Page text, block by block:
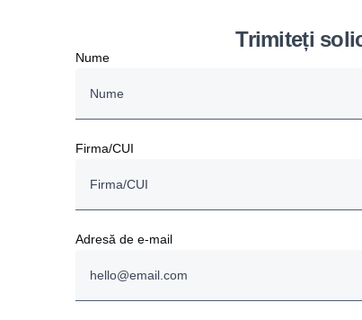
Trimiteți
Nume
Firma/CUI
Adresă de e-mail